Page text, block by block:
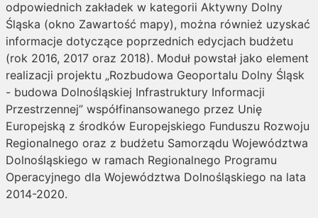
odpowiednich zakładek w kategorii Aktywny Dolny
Śląska (okno Zawartość mapy), można również uzyskać
informacje dotyczące poprzednich edycjach budżetu
(rok 2016, 2017 oraz 2018). Moduł powstał jako element
realizacji projektu „Rozbudowa Geoportalu Dolny Śląsk
- budowa Dolnośląskiej Infrastruktury Informacji
Przestrzennej” współfinansowanego przez Unię
Europejską z środków Europejskiego Funduszu Rozwoju
Regionalnego oraz z budżetu Samorządu Województwa
Dolnośląskiego w ramach Regionalnego Programu
Operacyjnego dla Województwa Dolnośląskiego na lata
2014-2020.